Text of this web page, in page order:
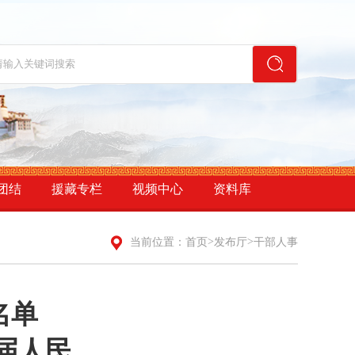
结 援藏专栏 视频中心 资料库
当前位置： 首页 >发布厅>干部人事
单